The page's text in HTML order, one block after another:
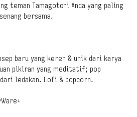
teman Tamagotchi Anda yang paling
bersama.
baru yang keren & unik dari karya
pikiran yang meditatif; pop
ledakan. Lofi & popcorn.